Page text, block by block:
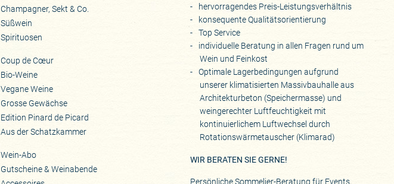
Champagner, Sekt & Co.
Süßwein
Spirituosen
Coup de Cœur
Bio-Weine
Vegane Weine
Grosse Gewächse
Edition Pinard de Picard
Aus der Schatzkammer
Wein-Abo
Gutscheine & Weinabende
hervorragendes Preis-Leistungsverhältnis
konsequente Qualitätsorientierung
Top Service
individuelle Beratung in allen Fragen rund um
Wein und Feinkost
Optimale Lagerbedingungen aufgrund
unserer klimatisierten Massivbauhalle aus
Architekturbeton (Speichermasse) und
weingerechter Luftfeuchtigkeit mit
kontinuierlichem Luftwechsel durch
Rotationswärmetauscher (Klimarad)
WIR BERATEN SIE GERNE!
Persönliche Sommelier-Beratung für Events,